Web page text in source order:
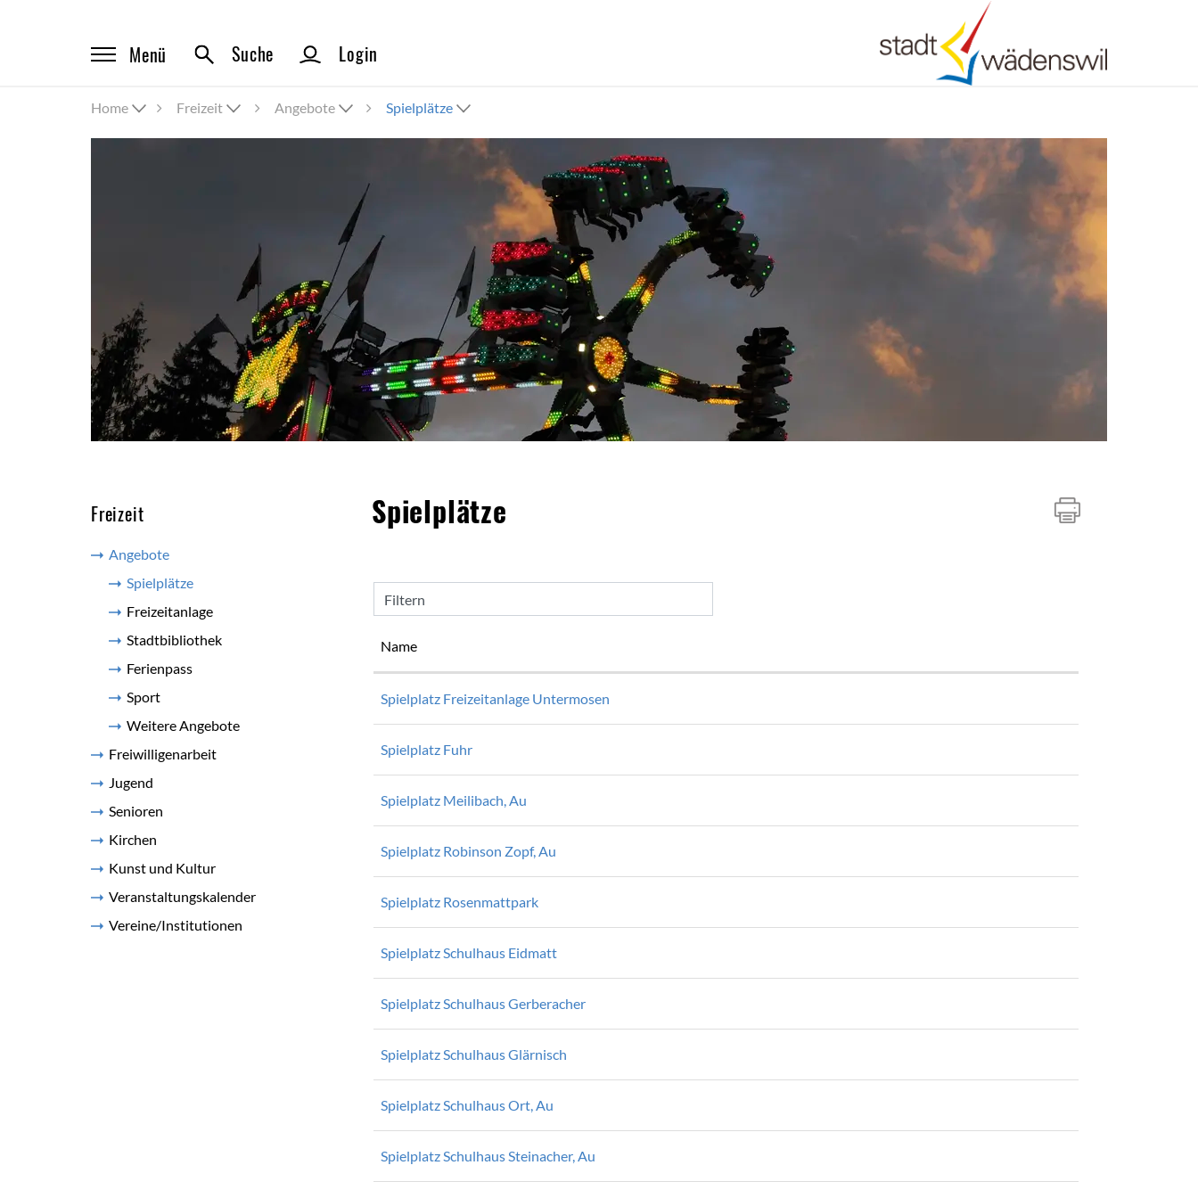
Menü Suche Login
Home Freizeit Angebote Spielplätze
Freizeit
Angebote
Spielplätze
Freizeitanlage
Stadtbibliothek
Ferienpass
Sport
Weitere Angebote
Freiwilligenarbeit
Jugend
Senioren
Kirchen
Kunst und Kultur
Veranstaltungskalender
Vereine/Institutionen
Inhalt
Spielplätze
Filtern
Name
Spielplatz Freizeitanlage Untermosen
Spielplatz Fuhr
Spielplatz Meilibach, Au
Spielplatz Robinson Zopf, Au
Spielplatz Rosenmattpark
Spielplatz Schulhaus Eidmatt
Spielplatz Schulhaus Gerberacher
Spielplatz Schulhaus Glärnisch
Spielplatz Schulhaus Ort, Au
Spielplatz Schulhaus Steinacher, Au